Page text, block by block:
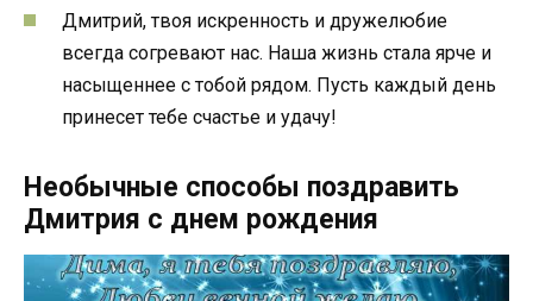
Дмитрий, твоя искренность и дружелюбие
всегда согревают нас. Наша жизнь стала ярче и
насыщеннее с тобой рядом. Пусть каждый день
принесет тебе счастье и удачу!
Необычные способы поздравить
Дмитрия с днем рождения